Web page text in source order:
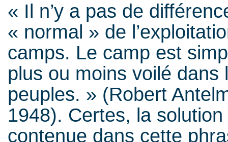
« Il n’y a pas de
« normal » de
camps. Le camp est
plus ou moins voilé
peuples. » (Robert
1948). Certes, la
contenue dans cette